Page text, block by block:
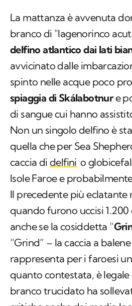
La mattanza è avvenuta
branco di "lagenorinco
delfino atlantico dai lati
avvicinato dalle
spinto nelle acque poco
spiaggia di Skálabotnure
di sangue cui hanno
Non un singolo delfino è
quella che per Sea
caccia didelfini o
Isole Faroe e
Il precedente più eclatante
quando furono uccisi 1.200
anche se la cosiddetta “
“Grind” – la caccia a
rappresenta per i faroesi
quanto contestata, è legale
branco trucidato ha